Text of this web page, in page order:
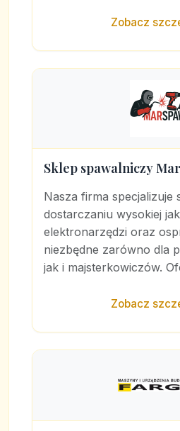
Zobacz
Sklep spawalniczy
Nasza firma specjalizuje
dostarczaniu wysokiej
elektronarzędzi oraz
niezbędne zarówno dla
jak i majsterkowiczów.
Zobacz